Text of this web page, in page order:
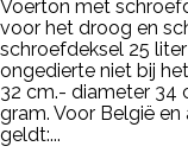
Voerton met
voor het droog en
schroefdeksel 25
ongedierte niet bij
32 cm.- diameter 34
gram. Voor België
geldt:...